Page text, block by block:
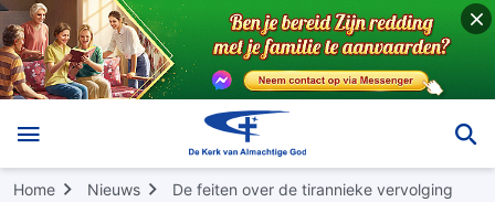
Home Nieuws
De feiten over de tirannieke vervolging